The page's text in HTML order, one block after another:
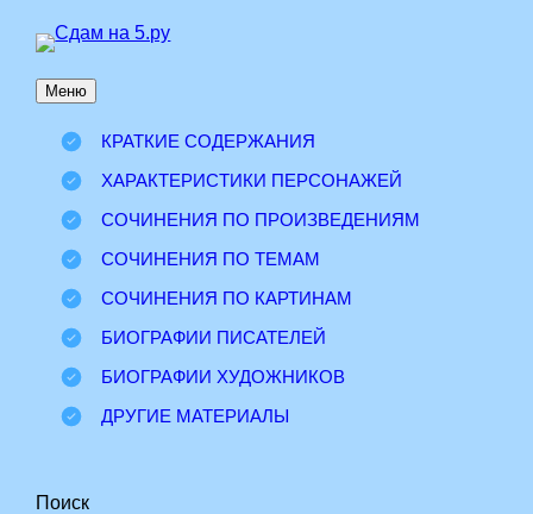
Перейти
содержимому
Меню
КРАТКИЕ СОДЕРЖАНИЯ
ХАРАКТЕРИСТИКИ ПЕРСОНАЖЕЙ
СОЧИНЕНИЯ ПО ПРОИЗВЕДЕНИЯМ
СОЧИНЕНИЯ ПО ТЕМАМ
СОЧИНЕНИЯ ПО КАРТИНАМ
БИОГРАФИИ ПИСАТЕЛЕЙ
БИОГРАФИИ ХУДОЖНИКОВ
ДРУГИЕ МАТЕРИАЛЫ
Поиск